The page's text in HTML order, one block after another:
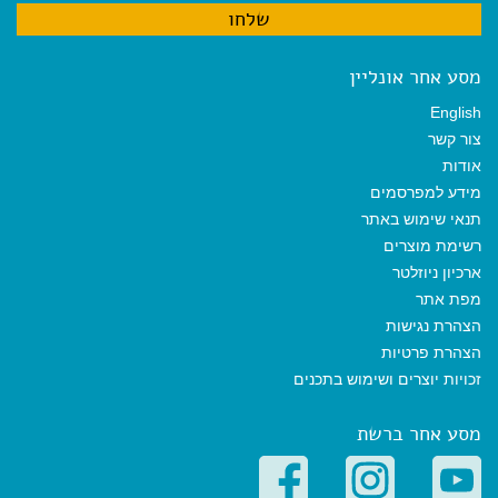
מסע אחר אונליין
English
צור קשר
אודות
מידע למפרסמים
תנאי שימוש באתר
רשימת מוצרים
ארכיון ניוזלטר
מפת אתר
הצהרת נגישות
הצהרת פרטיות
זכויות יוצרים ושימוש בתכנים
מסע אחר ברשת